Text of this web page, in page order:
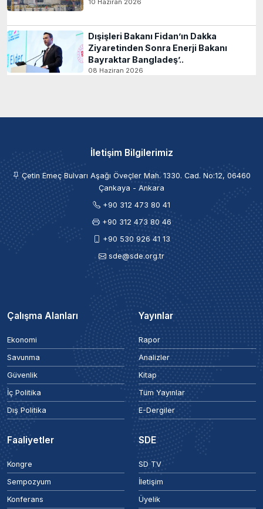
Dışişleri Bakanı Fidan’ın Dakka
Ziyaretinden Sonra Enerji Bakanı
Bayraktar Bangladeş’..
08 Haziran 2026
İletişim Bilgilerimiz
Çetin Emeç Bulvarı Aşağı Öveçler Mah. 1330. Cad. No:12, 06460
Çankaya - Ankara
+90 312 473 80 41
+90 312 473 80 46
+90 530 926 41 13
sde@sde.org.tr
Çalışma Alanları
Ekonomi
Savunma
Güvenlik
İç Politika
Dış Politika
Yayınlar
Rapor
Analizler
Kitap
Tüm Yayınlar
E-Dergiler
Faaliyetler
Kongre
Sempozyum
Konferans
SDE
SD TV
İletişim
Üyelik